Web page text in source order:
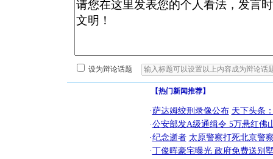
设为辩论话题
【热门新闻推荐】
·萨达姆绞刑录像公布 天下头条
·公安部发A级通缉令 5万悬红佛
·纪念逝者 太原警察打死北京警
·丁俊晖豪宅曝光 政府免费送别